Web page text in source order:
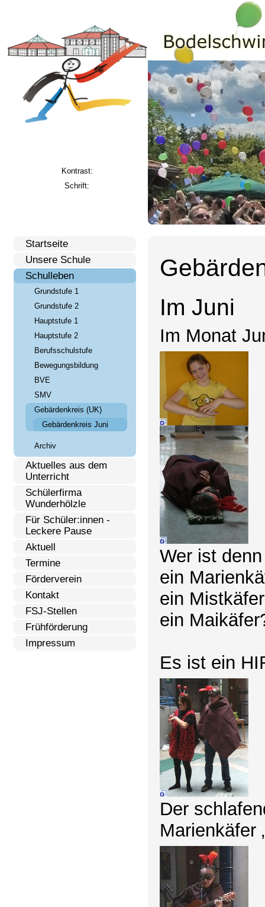
Kontrast:
Schrift:
Startseite
Unsere Schule
Schulleben
Grundstufe 1
Grundstufe 2
Hauptstufe 1
Hauptstufe 2
Berufsschulstufe
Bewegungsbildung
BVE
SMV
Gebärdenkreis (UK)
Gebärdenkreis Juni
Archiv
Aktuelles aus dem
Unterricht
Schülerfirma
Wunderhölzle
Für Schüler:innen -
Leckere Pause
Aktuell
Termine
Förderverein
Kontakt
FSJ-Stellen
Frühförderung
Impressum
Im Juni
Im Monat
Wer ist
ein
ein
ein
Es ist ein
Der
Marienkäfer